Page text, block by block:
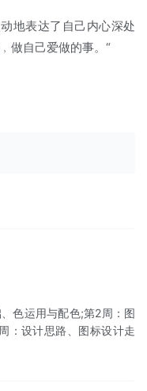
地表达了自己内心深处
做自己爱做的事。“
色运用与配色;第2周：图
：设计思路、图标设计走
设计规范、界面与图标融